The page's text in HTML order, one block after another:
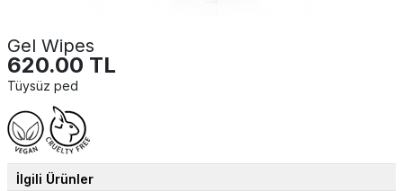
Gel Wipes
620.00 TL
Tüysüz ped
İlgili Ürünler